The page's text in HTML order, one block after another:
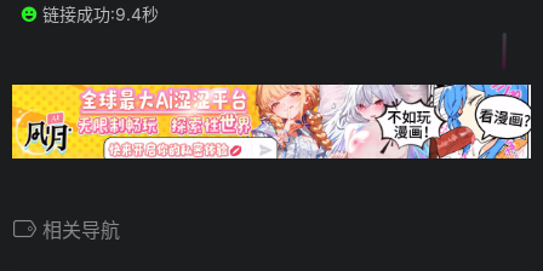
链接成功:9.4秒
相关导航